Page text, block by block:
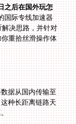
之后在国外玩怎
国际专线加速器
析解决思路，并针对
助你重拾丝滑操作体
据从国内传输至
种长距离链路天